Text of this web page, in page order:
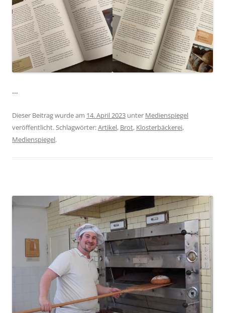
…
Dieser Beitrag wurde am 14. April 2023 unter Medienspiegel
veröffentlicht. Schlagwörter:Artikel, Brot, Klosterbäckerei,
Medienspiegel.